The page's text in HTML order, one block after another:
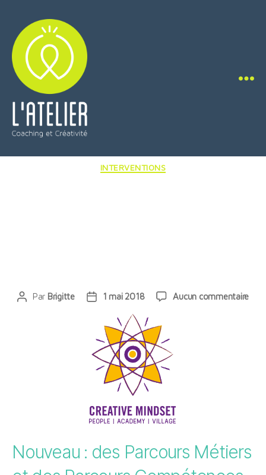
Coaching
Catégories
INTERVENTIONS
Auteur
Par Brigitte
Date
l’article
1 mai 2018 Aucun commentairesur
Nouveau : des Parcours Métiers